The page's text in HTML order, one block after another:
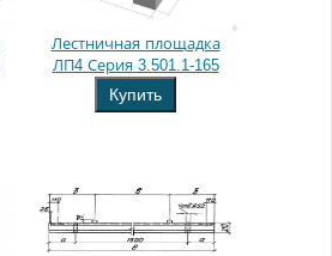
Лестничная площадка
ЛП4 Серия 3.501.1-165
Купить